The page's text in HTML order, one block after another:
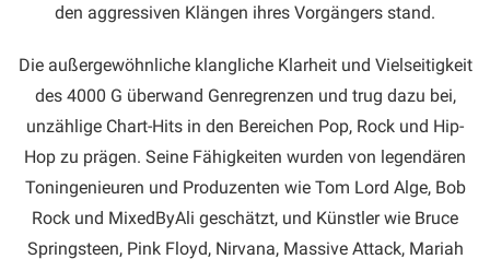
den aggressiven Klängen ihres Vorgängers stand.
Die außergewöhnliche klangliche Klarheit und Vielseitigkeit
des 4000 G überwand Genregrenzen und trug dazu bei,
unzählige Chart-Hits in den Bereichen Pop, Rock und Hip-
Hop zu prägen. Seine Fähigkeiten wurden von legendären
Toningenieuren und Produzenten wie Tom Lord Alge, Bob
Rock und MixedByAli geschätzt, und Künstler wie Bruce
Springsteen, Pink Floyd, Nirvana, Massive Attack, Mariah